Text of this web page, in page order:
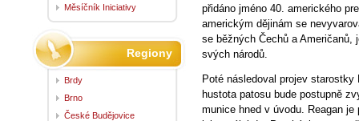
přidáno jméno 40. amerického
americkým dějinám se
se běžných Čechů a
svých
Poté následoval projev
hustota patosu bude postupně
munice hned v úvodu. Reagan
Měsíčník Iniciativy
Regiony
Brdy
Brno
České Budějovice